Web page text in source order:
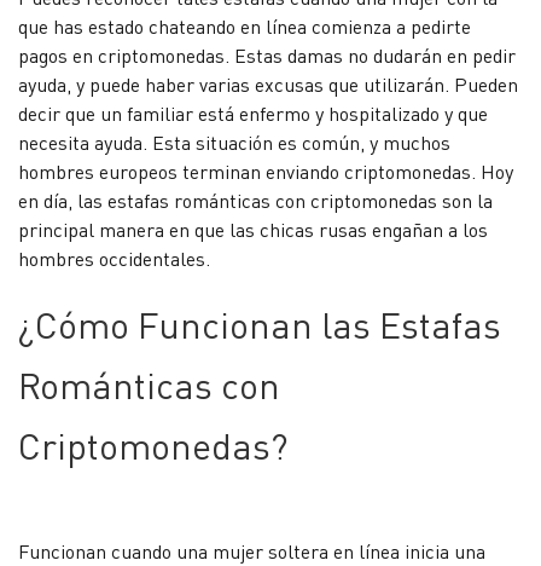
que has estado chateando en línea comienza a pedirte
pagos en criptomonedas. Estas damas no dudarán en pedir
ayuda, y puede haber varias excusas que utilizarán. Pueden
decir que un familiar está enfermo y hospitalizado y que
necesita ayuda. Esta situación es común, y muchos
hombres europeos terminan enviando criptomonedas. Hoy
en día, las estafas románticas con criptomonedas son la
principal manera en que las chicas rusas engañan a los
hombres occidentales.
¿Cómo Funcionan las Estafas
Románticas con
Criptomonedas?
Funcionan cuando una mujer soltera en línea inicia una